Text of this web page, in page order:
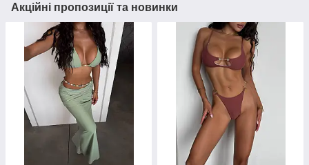
Акційні пропозиції та новинки